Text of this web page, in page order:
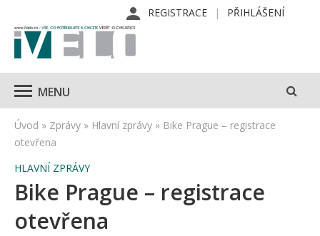
REGISTRACE PŘIHLÁŠENÍ
MENU
Úvod » Zprávy » Hlavní zprávy » Bike Prague – registrace
otevřena
HLAVNÍ ZPRÁVY
Bike Prague – registrace
otevřena